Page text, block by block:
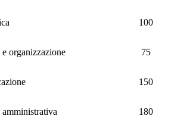
100
organizzazione 75
150
amministrativa 180